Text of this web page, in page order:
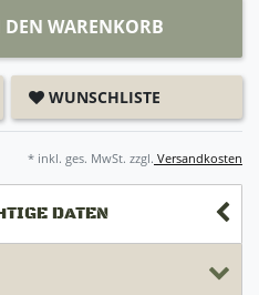
DEN WARENKORB
WUNSCHLISTE
* inkl. ges. MwSt. zzgl. Versandkosten
DATEN